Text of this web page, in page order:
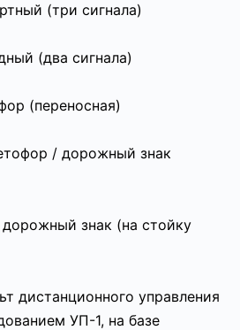
(три сигнала)
(два сигнала)
(переносная)
/ дорожный знак
знак (на стойку
дистанционного управления
УП-1, на базе